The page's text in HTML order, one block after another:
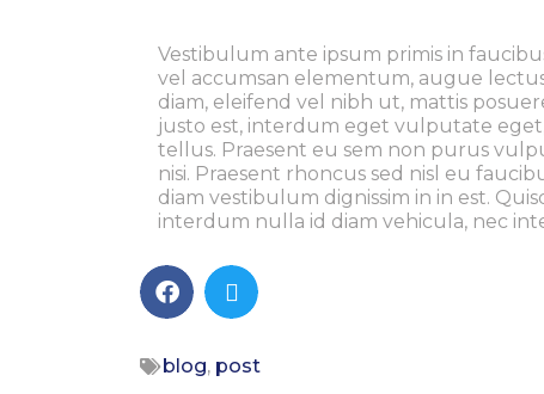
Vestibulum ante ipsum primis in
vel accumsan elementum, augue
diam, eleifend vel nibh ut, mattis
justo est, interdum eget vulputate
tellus. Praesent eu sem non purus
nisi. Praesent rhoncus sed nisl eu
diam vestibulum dignissim in in est.
interdum nulla id diam vehicula, nec
blog, post